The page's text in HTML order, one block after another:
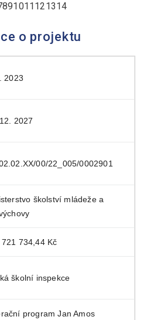
891011121314
o projektu
2023
2027
00/22_005/0002901
školství mládeže a
721 734,44 Kč
školní inspekce
program Jan Amos